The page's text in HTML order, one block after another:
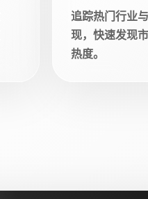
追踪热门行业
现，快速发现
热度。